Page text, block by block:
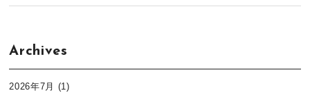
Archives
2026年7月 (1)